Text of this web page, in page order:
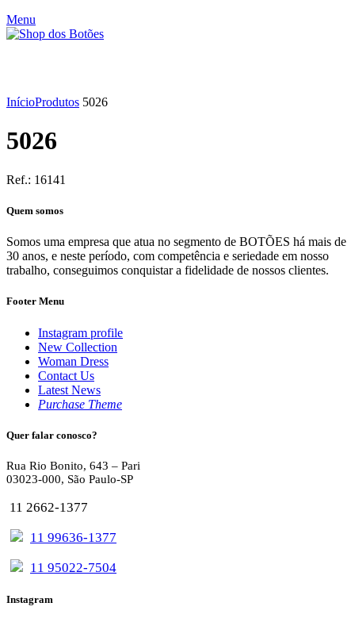
Menu
InícioProdutos 5026
5026
Ref.: 16141
Quem somos
Somos uma empresa que atua no segmento de BOTÕES há mais de
30 anos, e neste período, com competência e seriedade em nosso
trabalho, conseguimos conquistar a fidelidade de nossos clientes.
Footer Menu
Instagram profile
New Collection
Woman Dress
Contact Us
Latest News
Purchase Theme
Quer falar conosco?
Rua Rio Bonito, 643 – Pari
03023-000, São Paulo-SP
11 2662-1377
11 99636-1377
11 95022-7504
Instagram